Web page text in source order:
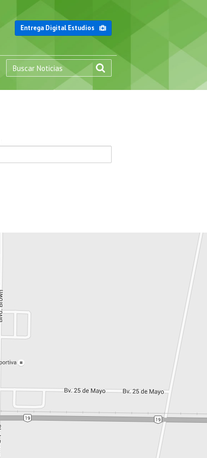
Entrega Digital Estudios